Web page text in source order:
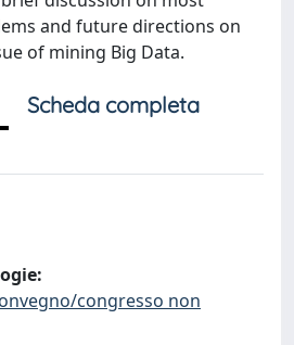
and future directions on
of mining Big Data.
Scheda completa
congresso non